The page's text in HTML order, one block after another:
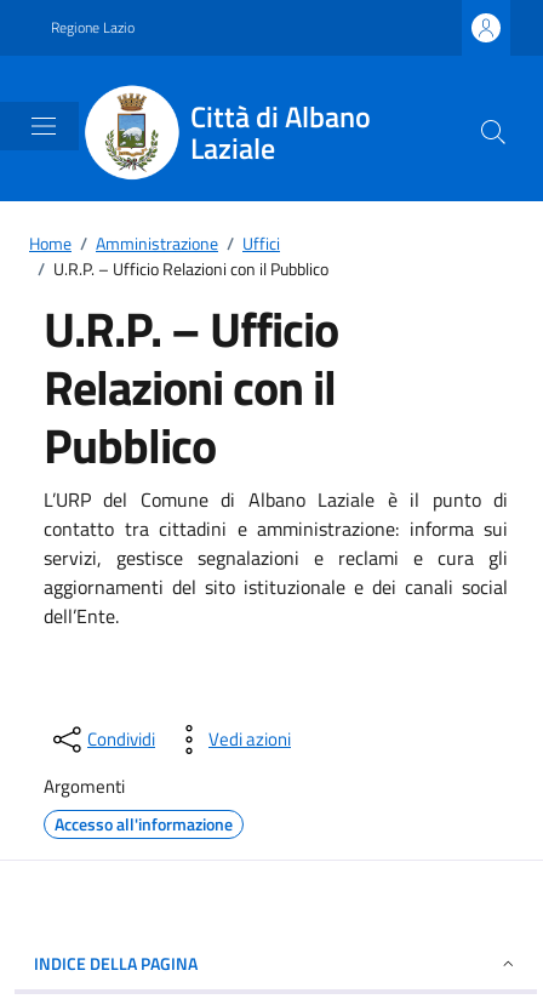
Regione Lazio
Città di Albano
Laziale
Home / Amministrazione / Uffici
/ U.R.P. – Ufficio Relazioni con il Pubblico
U.R.P. – Ufficio
Relazioni con il
Pubblico
L’URP del Comune di Albano Laziale è il punto di
contatto tra cittadini e amministrazione: informa sui
servizi, gestisce segnalazioni e reclami e cura gli
aggiornamenti del sito istituzionale e dei canali social
dell’Ente.
Condividi
Vedi azioni
Argomenti
Accesso all'informazione
INDICE DELLA PAGINA